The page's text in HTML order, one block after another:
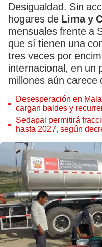
Desigualdad. Sin
hogares de Lima y
mensuales frente a
que sí tienen una
tres veces por
internacional, en un
millones aún carece
Desesperación en
cargan baldes y
Sedapal permitirá
hasta 2027, según